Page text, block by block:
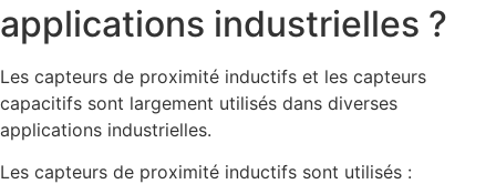
applications industrielles ?
Les capteurs de proximité inductifs et les capteurs
capacitifs sont largement utilisés dans diverses
applications industrielles.
Les capteurs de proximité inductifs sont utilisés :